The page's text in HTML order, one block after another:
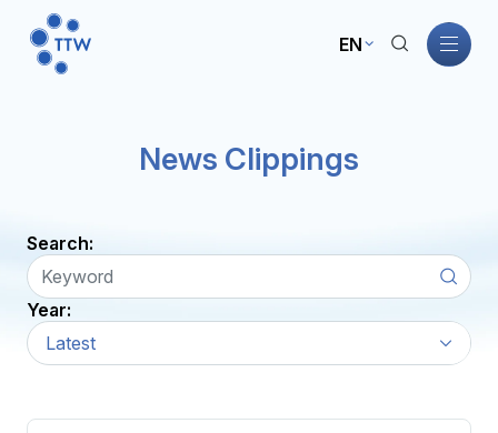
EN
TTW Business
Sustainability
News Clippings
Search:
Year:
Latest